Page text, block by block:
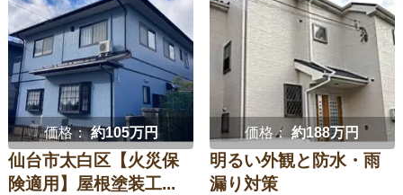
価格：約105万円
仙台市太白区【火災保
険適用】屋根塗装工...
価格：約188万円
明るい外観と防水・雨
漏り対策